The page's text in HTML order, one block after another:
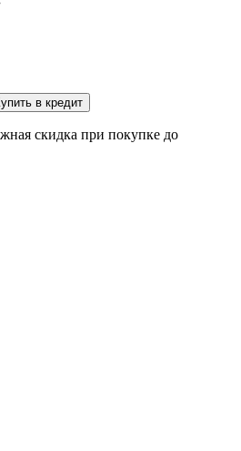
в кредит
скидка при покупке до